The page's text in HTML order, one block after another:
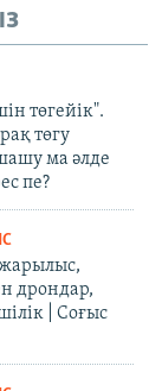
төгейік".
төгу
ма әлде
пе?
жарылыс,
дрондар,
| Cоғыс